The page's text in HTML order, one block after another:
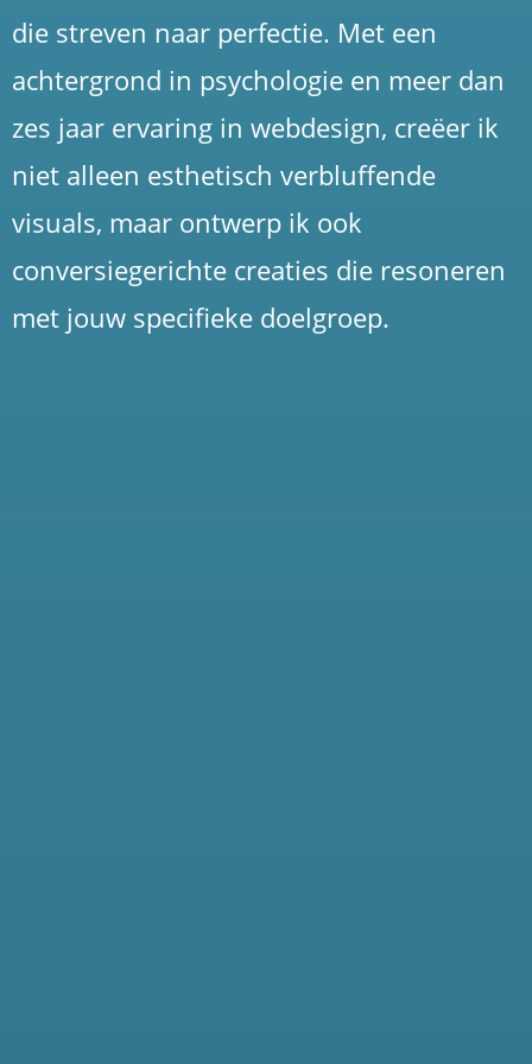
die streven naar perfectie. Met een
achtergrond in psychologie en meer dan
zes jaar ervaring in webdesign, creëer ik
niet alleen esthetisch verbluffende
visuals, maar ontwerp ik ook
conversiegerichte creaties die resoneren
met jouw specifieke doelgroep.